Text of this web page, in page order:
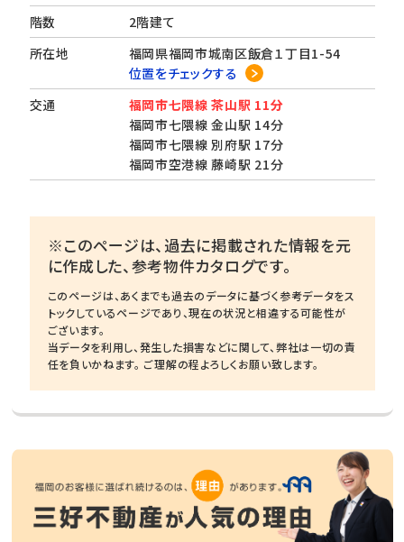
階数
2階建て
所在地
福岡県福岡市城南区飯倉１丁目1-54
位置をチェックする
交通
福岡市七隈線 茶山駅 11分
福岡市七隈線 金山駅 14分
福岡市七隈線 別府駅 17分
福岡市空港線 藤崎駅 21分
※このページは、過去に掲載された情報を元
に作成した、参考物件カタログです。
このページは、あくまでも過去のデータに基づく参考データをス
トックしているページであり、現在の状況と相違する可能性が
ございます。
当データを利用し、発生した損害などに関して、弊社は一切の責
任を負いかねます。 ご理解の程よろしくお願い致します。